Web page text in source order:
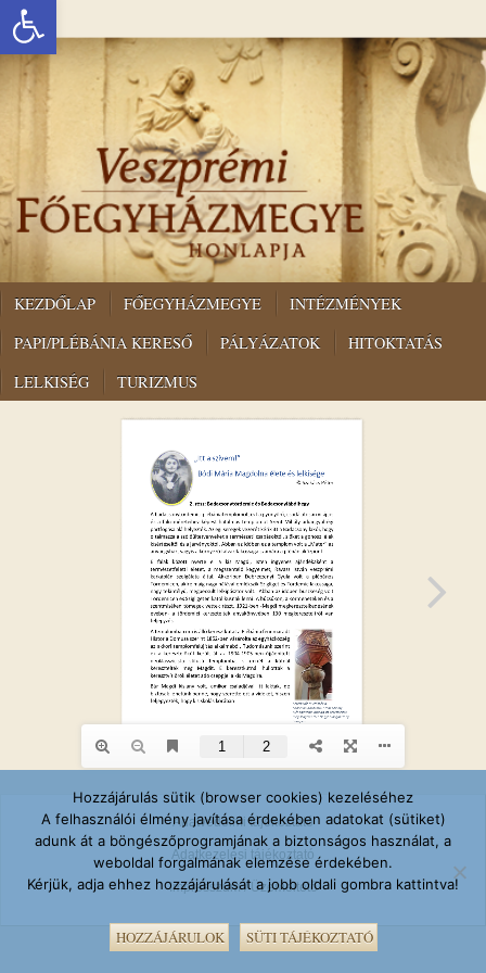
KEZDŐLAP FŐEGYHÁZMEGYE
INTÉZMÉNYEK
PAPI/PLÉBÁNIA KERESŐ
PÁLYÁZATOK
HITOKTATÁS
LELKISÉG
TURIZMUS
Adatvédelmi tájékoztató
Adatkezelési tájékoztató
Impresszum / Üzemeltető
Hozzájárulás sütik (browser cookies) kezeléséhez
A felhasználói élmény javítása érdekében adatokat (sütiket)
adunk át a böngészőprogramjának a biztonságos használat, a
weboldal forgalmának elemzése érdekében.
Kérjük, adja ehhez hozzájárulását a jobb oldali gombra kattintva!
HOZZÁJÁRULOK SÜTI TÁJÉKOZTATÓ